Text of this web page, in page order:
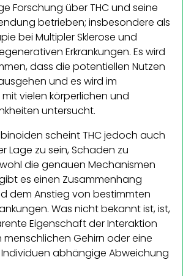
Forschung über THC und seine
betrieben; insbesondere als
bei Multipler Sklerose und
Erkrankungen. Es wird
dass die potentiellen Nutzen
und es wird im
vielen körperlichen und
untersucht.
scheint THC jedoch auch
Lage zu sein, Schaden zu
die genauen Mechanismen
es einen Zusammenhang
dem Anstieg von bestimmten
Was nicht bekannt ist, ist,
Eigenschaft der Interaktion
menschlichen Gehirn oder eine
abhängige Abweichung